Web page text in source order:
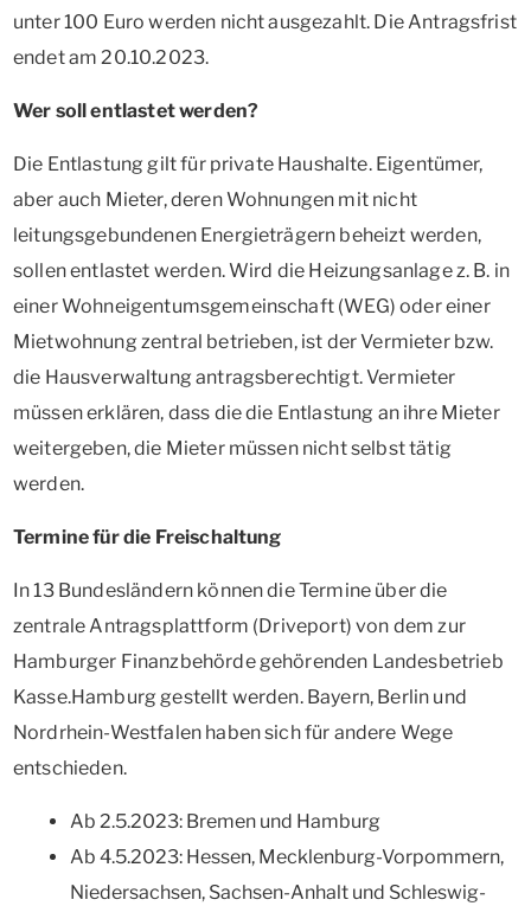
unter 100 Euro werden nicht ausgezahlt. Die Antragsfrist
endet am 20.10.2023.
Wer soll entlastet werden?
Die Entlastung gilt für private Haushalte. Eigentümer,
aber auch Mieter, deren Wohnungen mit nicht
leitungsgebundenen Energieträgern beheizt werden,
sollen entlastet werden. Wird die Heizungsanlage z. B. in
einer Wohneigentumsgemeinschaft (WEG) oder einer
Mietwohnung zentral betrieben, ist der Vermieter bzw.
die Hausverwaltung antragsberechtigt. Vermieter
müssen erklären, dass die die Entlastung an ihre Mieter
weitergeben, die Mieter müssen nicht selbst tätig
werden.
Termine für die Freischaltung
In 13 Bundesländern können die Termine über die
zentrale Antragsplattform (Driveport) von dem zur
Hamburger Finanzbehörde gehörenden Landesbetrieb
Kasse.Hamburg gestellt werden. Bayern, Berlin und
Nordrhein-Westfalen haben sich für andere Wege
entschieden.
Ab 2.5.2023: Bremen und Hamburg
Ab 4.5.2023: Hessen, Mecklenburg-Vorpommern,
Niedersachsen, Sachsen-Anhalt und Schleswig-